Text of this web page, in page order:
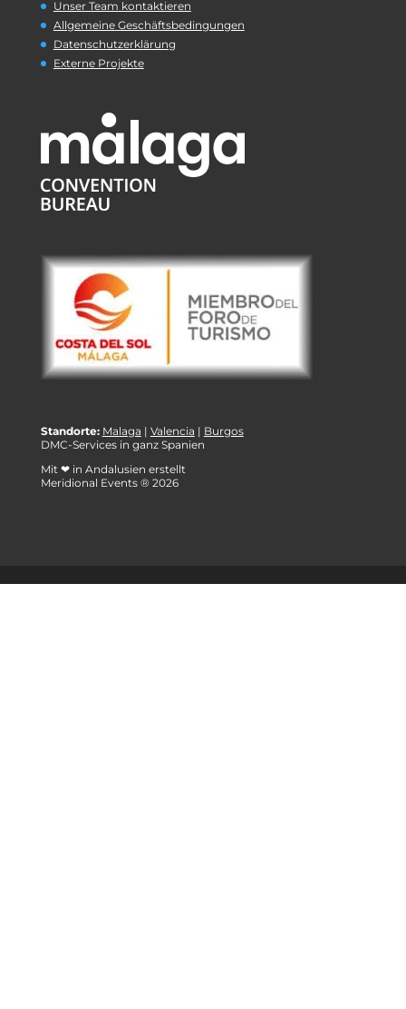
Unser Team kontaktieren
Allgemeine Geschäftsbedingungen
Datenschutzerklärung
Externe Projekte
Standorte: Malaga | Valencia | Burgos
DMC-Services in ganz Spanien
Mit ❤ in Andalusien erstellt
Meridional Events ® 2026